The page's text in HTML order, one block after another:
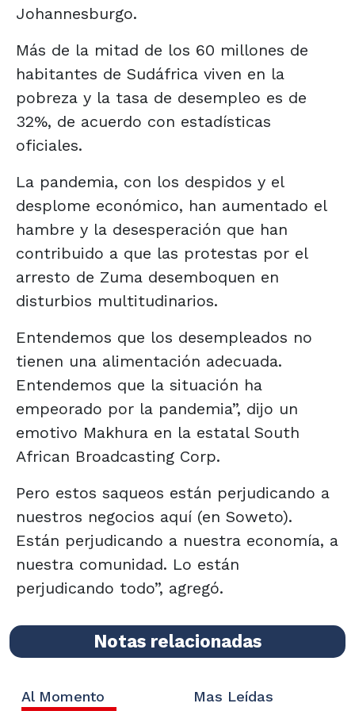
Johannesburgo.
Más de la mitad de los 60 millones de
habitantes de Sudáfrica viven en la
pobreza y la tasa de desempleo es de
32%, de acuerdo con estadísticas
oficiales.
La pandemia, con los despidos y el
desplome económico, han aumentado el
hambre y la desesperación que han
contribuido a que las protestas por el
arresto de Zuma desemboquen en
disturbios multitudinarios.
Entendemos que los desempleados no
tienen una alimentación adecuada.
Entendemos que la situación ha
empeorado por la pandemia”, dijo un
emotivo Makhura en la estatal South
African Broadcasting Corp.
Pero estos saqueos están perjudicando a
nuestros negocios aquí (en Soweto).
Están perjudicando a nuestra economía, a
nuestra comunidad. Lo están
perjudicando todo”, agregó.
Notas relacionadas
Al Momento Mas Leídas